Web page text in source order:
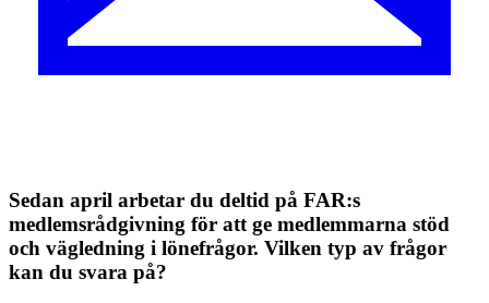
Sedan april arbetar du deltid på FAR:s
medlemsrådgivning för att ge medlemmarna stöd
och vägledning i lönefrågor. Vilken typ av frågor
kan du svara på?